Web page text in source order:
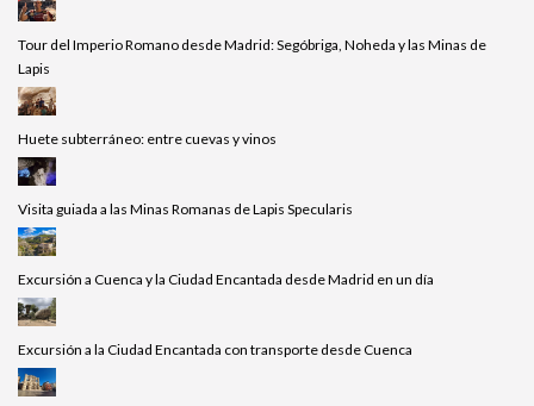
Tour del Imperio Romano desde Madrid: Segóbriga, Noheda y las Minas de
Lapis
Huete subterráneo: entre cuevas y vinos
Visita guiada a las Minas Romanas de Lapis Specularis
Excursión a Cuenca y la Ciudad Encantada desde Madrid en un día
Excursión a la Ciudad Encantada con transporte desde Cuenca